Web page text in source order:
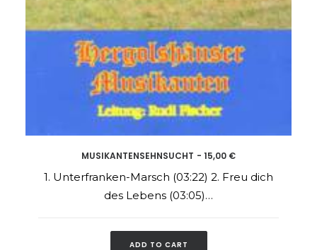
MUSIKANTENSEHNSUCHT 15,00 €
1. Unterfranken-Marsch (03:22) 2. Freu dich
des Lebens (03:05)…
ADD TO CART